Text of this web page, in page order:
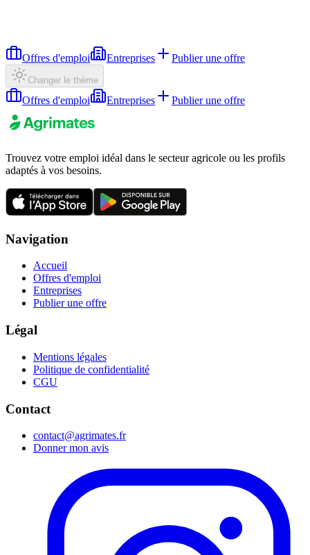
Offres d'emploi Entreprises Publier une offre
Changer le thème
Offres d'emploi Entreprises Publier une offre
Trouvez votre emploi idéal dans le secteur agricole ou les profils
adaptés à vos besoins.
Navigation
Accueil
Offres d'emploi
Entreprises
Publier une offre
Légal
Mentions légales
Politique de confidentialité
CGU
Contact
contact@agrimates.fr
Donner mon avis